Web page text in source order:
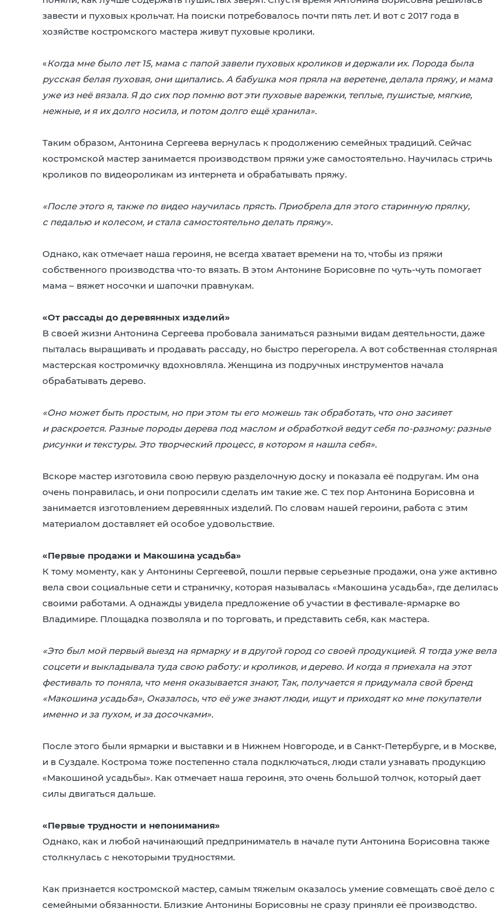
завести и пуховых крольчат. На поиски потребовалось почти пять лет. И вот с 2017 года в
хозяйстве костромского мастера живут пуховые кролики.
«Когда мне было лет 15, мама с папой завели пуховых кроликов и держали их. Порода была
русская белая пуховая, они щипались. А бабушка моя пряла на веретене, делала пряжу, и мама
уже из неё вязала. Я до сих пор помню вот эти пуховые варежки, теплые, пушистые, мягкие,
нежные, и я их долго носила, и потом долго ещё хранила».
Таким образом, Антонина Сергеева вернулась к продолжению семейных традиций. Сейчас
костромской мастер занимается производством пряжи уже самостоятельно. Научилась стричь
кроликов по видеороликам из интернета и обрабатывать пряжу.
«После этого я, также по видео научилась прясть. Приобрела для этого старинную прялку,
с педалью и колесом, и стала самостоятельно делать пряжу».
Однако, как отмечает наша героиня, не всегда хватает времени на то, чтобы из пряжи
собственного производства что-то вязать. В этом Антонине Борисовне по чуть-чуть помогает
мама – вяжет носочки и шапочки правнукам.
«От рассады до деревянных изделий»
В своей жизни Антонина Сергеева пробовала заниматься разными видам деятельности, даже
пыталась выращивать и продавать рассаду, но быстро перегорела. А вот собственная столярная
мастерская костромичку вдохновляла. Женщина из подручных инструментов начала
обрабатывать дерево.
«Оно может быть простым, но при этом ты его можешь так обработать, что оно засияет
и раскроется. Разные породы дерева под маслом и обработкой ведут себя по-разному: разные
рисунки и текстуры. Это творческий процесс, в котором я нашла себя».
Вскоре мастер изготовила свою первую разделочную доску и показала её подругам. Им она
очень понравилась, и они попросили сделать им такие же. С тех пор Антонина Борисовна и
занимается изготовлением деревянных изделий. По словам нашей героини, работа с этим
материалом доставляет ей особое удовольствие.
«Первые продажи и Макошина усадьба»
К тому моменту, как у Антонины Сергеевой, пошли первые серьезные продажи, она уже активно
вела свои социальные сети и страничку, которая называлась «Макошина усадьба», где делилась
своими работами. А однажды увидела предложение об участии в фестивале-ярмарке во
Владимире. Площадка позволяла и по торговать, и представить себя, как мастера.
«Это был мой первый выезд на ярмарку и в другой город со своей продукцией. Я тогда уже вела
соцсети и выкладывала туда свою работу: и кроликов, и дерево. И когда я приехала на этот
фестиваль то поняла, что меня оказывается знают, Так, получается я придумала свой бренд
«Макошина усадьба», Оказалось, что её уже знают люди, ищут и приходят ко мне покупатели
именно и за пухом, и за досочками».
После этого были ярмарки и выставки и в Нижнем Новгороде, и в Санкт-Петербурге, и в Москве,
и в Суздале. Кострома тоже постепенно стала подключаться, люди стали узнавать продукцию
«Макошиной усадьбы». Как отмечает наша героиня, это очень большой толчок, который дает
силы двигаться дальше.
«Первые трудности и непонимания»
Однако, как и любой начинающий предприниматель в начале пути Антонина Борисовна также
столкнулась с некоторыми трудностями.
Как признается костромской мастер, самым тяжелым оказалось умение совмещать своё дело с
семейными обязанности. Близкие Антонины Борисовны не сразу приняли её производство.